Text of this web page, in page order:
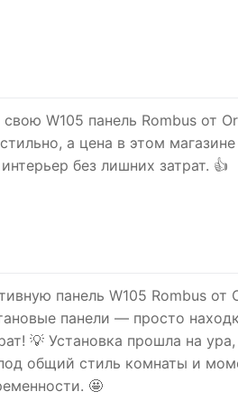
W105 панель Rombus от
а цена в этом
без лишних затрат. 👍
панель W105 Rombus от
панели — просто
💡 Установка прошла на
общий стиль комнаты и
🤩